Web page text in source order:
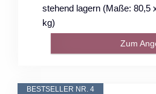
stehend lagern (Maße: 80,5
kg)
Zum
BESTSELLER NR. 4